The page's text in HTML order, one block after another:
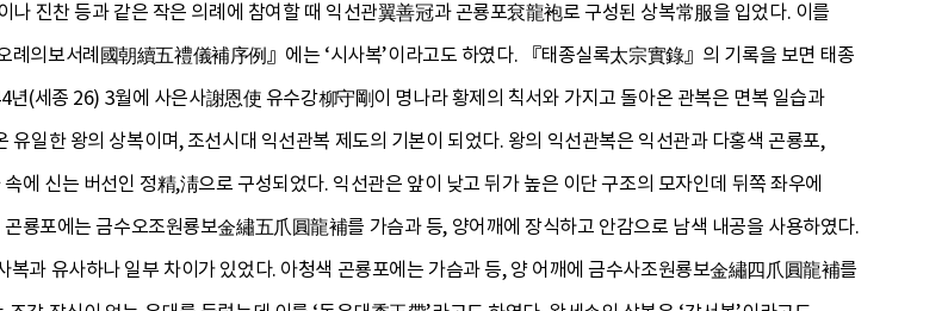
나 진찬 등과 같은 작은 의례에 참여할 때 익선관翼善冠과 곤룡포袞龍袍로 구성된 상복常服을 입었다. 이를
례의보서례國朝續五禮儀補序例』에는 ‘시사복’이라고도 하였다. 『태종실록太宗實錄』의 기록을 보면 태종
(세종 26) 3월에 사은사謝恩使 유수강柳守剛이 명나라 황제의 칙서와 가지고 돌아온 관복은 면복 일습과
유일한 왕의 상복이며, 조선시대 익선관복 제도의 기본이 되었다. 왕의 익선관복은 익선관과 다홍색 곤룡포,
에 신는 버선인 정精,淸으로 구성되었다. 익선관은 앞이 낮고 뒤가 높은 이단 구조의 모자인데 뒤쪽 좌우에
룡포에는 금수오조원룡보金繡五爪圓龍補를 가슴과 등, 양어깨에 장식하고 안감으로 남색 내공을 사용하였다.
복과 유사하나 일부 차이가 있었다. 아청색 곤룡포에는 가슴과 등, 양 어깨에 금수사조원룡보金繡四爪圓龍補를